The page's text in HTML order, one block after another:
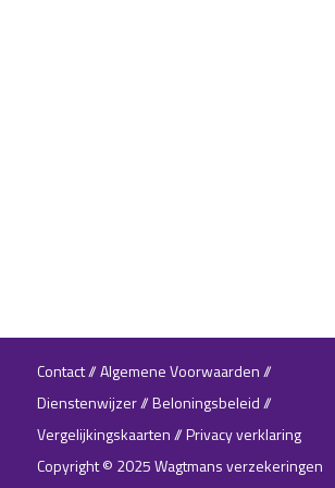
Contact//Algemene Voorwaarden//
Dienstenwijzer//Beloningsbeleid//
Vergelijkingskaarten//Privacy verklaring
Copyright © 2025 Wagtmans verzekeringen